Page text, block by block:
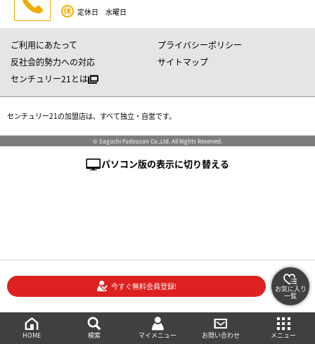
定休日 水曜日
ご利用にあたって
プライバシーポリシー
反社会的勢力への対応
サイトマップ
センチュリー21とは
センチュリー21の加盟店は、すべて独立・自営です。
© Saguchi Fudousan Co.,Ltd. All Rights Reserved.
パソコン版の表示に切り替える
HOME 検索 マイメニュー お問い合わせ メニュー
今すぐ無料会員登録! お気に入り
一覧
絞り込み検索
メニュー
ご相談・お問い合わせ